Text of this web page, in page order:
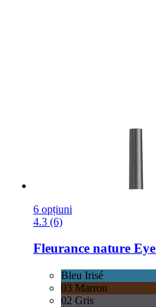
6 opțiuni
4.3 (6)
Fleurance nature
Bleu Irisé
03 Marron
02 Gris